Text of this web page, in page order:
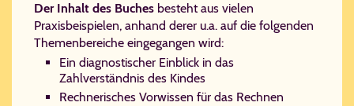
Der Inhalt des Buches besteht aus vielen
Praxisbeispielen, anhand derer u.a. auf die folgenden
Themenbereiche eingegangen wird:
Ein diagnostischer Einblick in das
Zahlverständnis des Kindes
Rechnerisches Vorwissen für das Rechnen